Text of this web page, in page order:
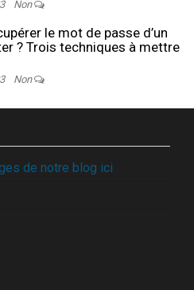
Non
le mot de passe d’un
? Trois techniques à mettre
Non
de notre blog ici